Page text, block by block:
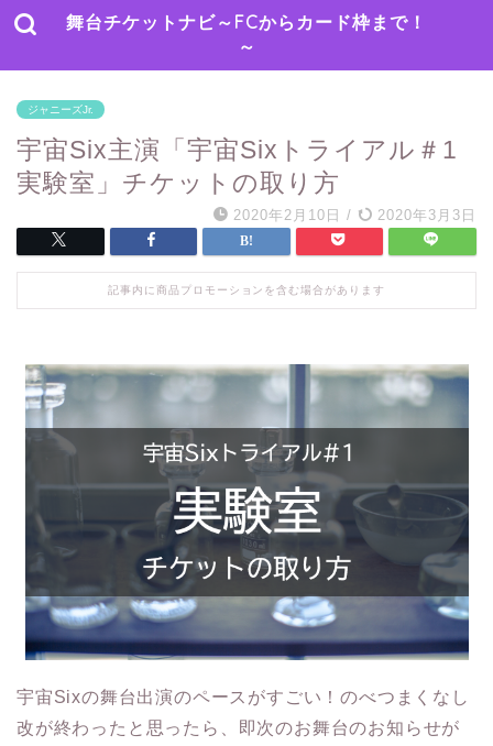
舞台チケットナビ～FCからカード枠まで！
～
ジャニーズJr.
宇宙Six主演「宇宙Sixトライアル＃1
実験室」チケットの取り方
2020年2月10日 / 2020年3月3日
記事内に商品プロモーションを含む場合があります
宇宙Sixの舞台出演のペースがすごい！のべつまくなし
改が終わったと思ったら、即次のお舞台のお知らせが